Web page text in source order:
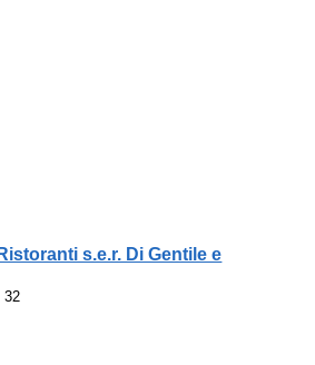
s.e.r. Di Gentile e
32